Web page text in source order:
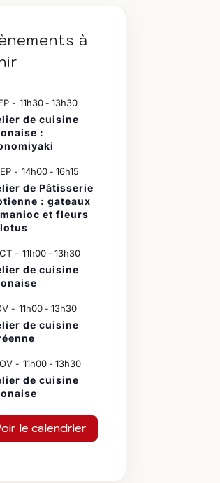
à
11h30- 13h30
de cuisine
:
14h00- 16h15
de Pâtisserie
: gateaux
et fleurs
11h00- 13h30
de cuisine
11h00- 13h30
de cuisine
11h00- 13h30
de cuisine
le calendrier